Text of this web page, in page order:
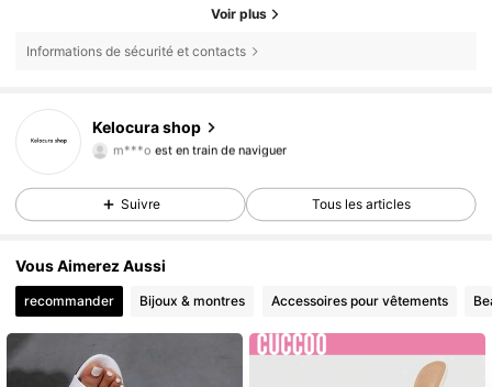
Voir plus
Informations de sécurité et contacts
Kelocura shop
4,69
599 Suiveurs
m***oest en train de naviguer
4,69
599 Suiveurs
4,69 599 Suiveurs
Suivre Tous les articles
Vous Aimerez Aussi
recommander Bijoux & montres Accessoires pour vêtements